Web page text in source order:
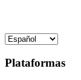
Plataformas